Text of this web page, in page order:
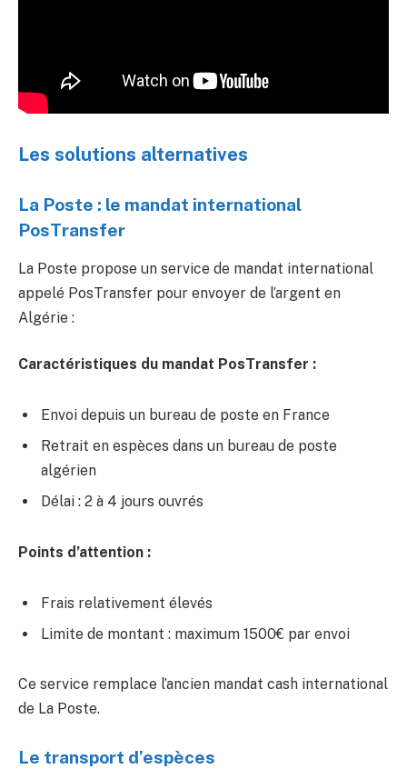
Les solutions alternatives
La Poste : le mandat international
PosTransfer
La Poste propose un service de mandat international
appelé PosTransfer pour envoyer de l’argent en
Algérie :
Caractéristiques du mandat PosTransfer :
Envoi depuis un bureau de poste en France
Retrait en espèces dans un bureau de poste
algérien
Délai : 2 à 4 jours ouvrés
Points d’attention :
Frais relativement élevés
Limite de montant : maximum 1500€ par envoi
Ce service remplace l’ancien mandat cash international
de La Poste.
Le transport d’espèces